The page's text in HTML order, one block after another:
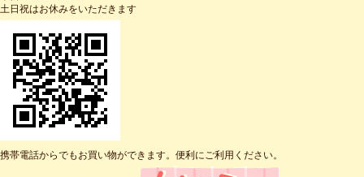
土日祝はお休みをいただきます
携帯電話からでもお買い物ができます。便利にご利用ください。